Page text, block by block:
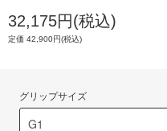
32,175円(税込)
定価 42,900円(税込)
グリップサイズ